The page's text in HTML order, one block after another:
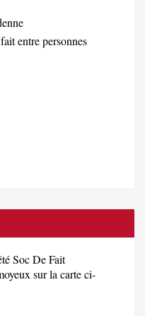
entre personnes
Soc De Fait
sur la carte ci-